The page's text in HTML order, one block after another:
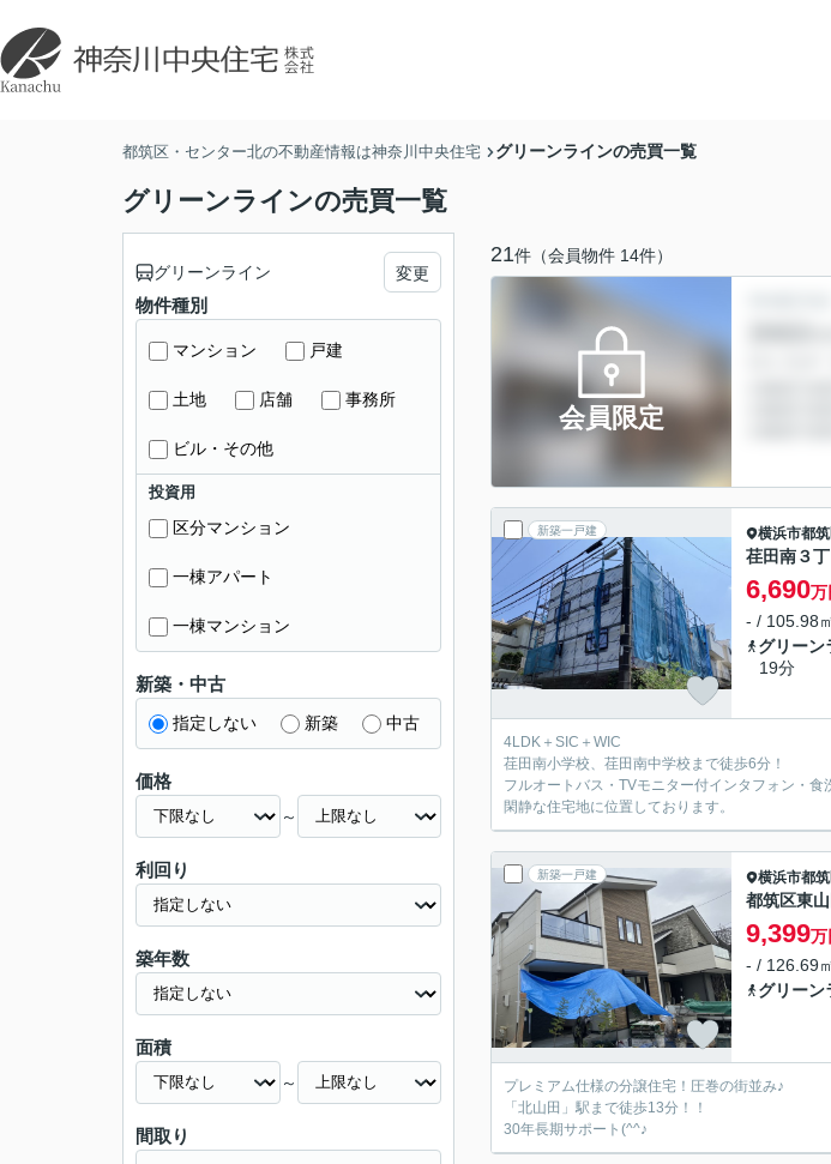
都筑区・センター北の不動産情報は神奈川中央住宅 グリーンラインの売買一覧
グリーンラインの売買一覧
21件（会員物件 14件）
会員限定
新築一戸建 横浜市都
荏田南３
6,690万
- / 105.98
グリーン
19分
4LDK＋SIC＋WIC
荏田南小学校、荏田南中学校まで徒歩6分！
フルオートバス・TVモニター付インタフォン・食
閑静な住宅地に位置しております。
新築一戸建 横浜市都
都筑区東
9,399万
- / 126.69
グリーン
プレミアム仕様の分譲住宅！圧巻の街並み♪
「北山田」駅まで徒歩13分！！
30年長期サポート(^^♪
グリーンライン 変更
物件種別
マンション 戸建
土地 店舗 事務所
ビル・その他
投資用
区分マンション
一棟アパート
一棟マンション
新築・中古
指定しない 新築 中古
価格
～
利回り
築年数
面積
～
間取り